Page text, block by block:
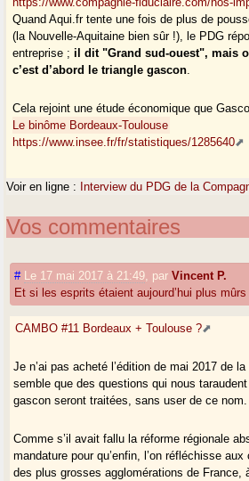
Quand Aqui.fr tente une fois de plus de
(la Nouvelle-Aquitaine bien sûr !), le PDG
entreprise ;il dit "Grand sud-ouest", mais
c’est d’abord le triangle gascon.
Cela rejoint une étude économique que
Le binôme Bordeaux-Toulouse
https://www.insee.fr/fr/statistiques/1285640
Voir en ligne : Interview du PDG de la
Vos commentaires
# Le 17 mai 2017 à 21:49 parVincent P.
Et si les esprits étaient aujourd’hui plus mûrs
CAMBO #11 Bordeaux + Toulouse ?
Je n’ai pas acheté l’édition de mai 2017 de
semble que des questions qui nous taraudent
gascon seront traitées, sans user de ce nom.
Comme s’il avait fallu la réforme régionale
mandature pour qu’enfin, l’on réfléchisse
des plus grosses agglomérations de France,